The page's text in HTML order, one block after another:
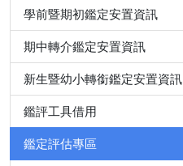
學前暨期初鑑定安置資訊
期中轉介鑑定安置資訊
新生暨幼小轉銜鑑定安置資訊
鑑評工具借用
鑑定評估專區